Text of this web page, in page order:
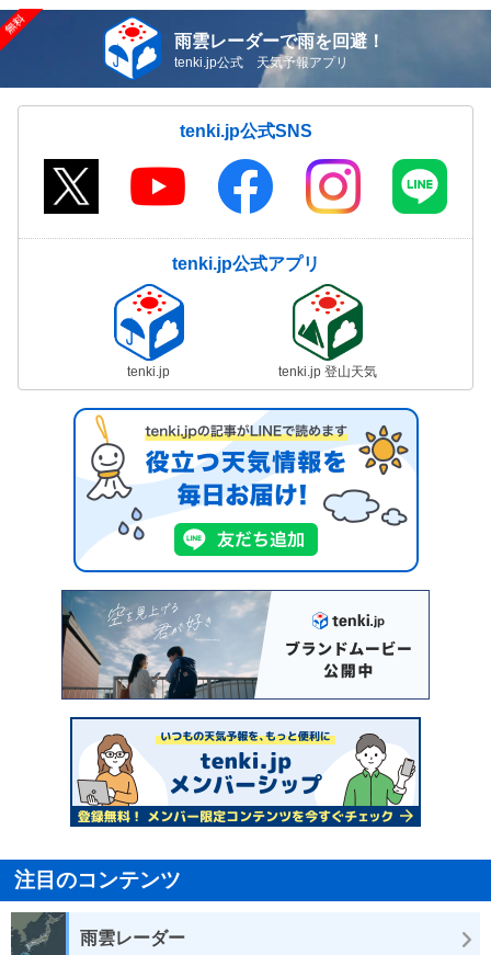
雨雲レーダーで雨を回避！
tenki.jp公式 天気予報アプリ
tenki.jp公式SNS
tenki.jp公式アプリ
tenki.jp tenki.jp 登山天気
注目のコンテンツ
雨雲レーダー